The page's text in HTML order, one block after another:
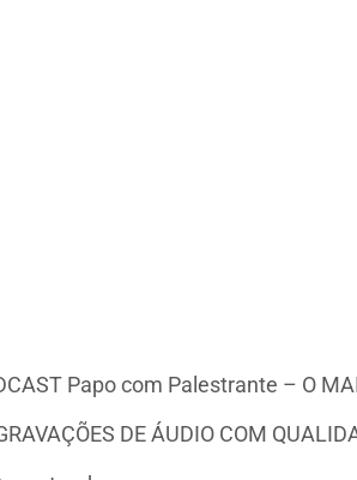
Papo com Palestrante – O
DE ÁUDIO COM